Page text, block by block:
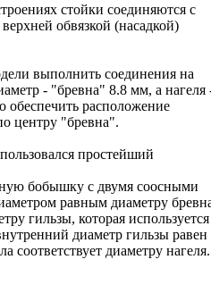
стойки соединяются с
обвязкой (насадкой)
выполнить соединения на
- "бревна" 8.8 мм, а нагеля
расположение
центру "бревна".
простейший
бобышку с двумя соосными
равным диаметру
гильзы, которая используется
диаметр гильзы равен
соответствует диаметру нагеля.